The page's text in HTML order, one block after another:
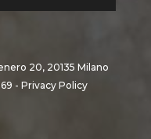
20, 20135 Milano
-Privacy Policy